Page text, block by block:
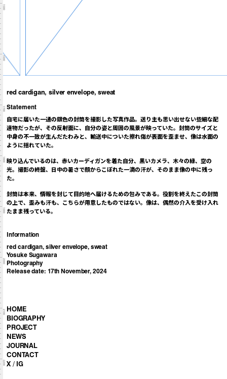
red cardigan, silver envelope, sweat
Statement
自宅に届いた一通の銀色の封筒を撮影した写真作品。送り主も思い出せない些細な配
達物だったが、その反射面に、自分の姿と周囲の風景が映っていた。封筒のサイズと
中身の不一致が生んだたわみと、輸送中についた擦れ傷が表面を歪ませ、像は水面の
ように揺れていた。
映り込んでいるのは、赤いカーディガンを着た自分、黒いカメラ、木々の緑、空の
光。撮影の終盤、日中の暑さで顔からこぼれた一滴の汗が、そのまま像の中に残っ
た。
封筒は本来、情報を封じて目的地へ届けるための包みである。役割を終えたこの封筒
の上で、歪みも汗も、こちらが用意したものではない。像は、偶然の介入を受け入れ
たまま残っている。
Information
red cardigan, silver envelope, sweat
Yosuke Sugawara
Photography
Release date: 17th November, 2024
HOME
BIOGRAPHY
PROJECT
NEWS
JOURNAL
CONTACT
X / IG
1500
1600
1700
1800
1900
2000
2100
2200